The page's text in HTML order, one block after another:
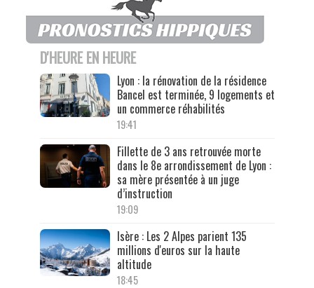
D'HEURE EN HEURE
Lyon : la rénovation de la résidence
Bancel est terminée, 9 logements et
un commerce réhabilités
19:41
Fillette de 3 ans retrouvée morte
dans le 8e arrondissement de Lyon :
sa mère présentée à un juge
d’instruction
19:09
Isère : Les 2 Alpes parient 135
millions d'euros sur la haute
altitude
18:45